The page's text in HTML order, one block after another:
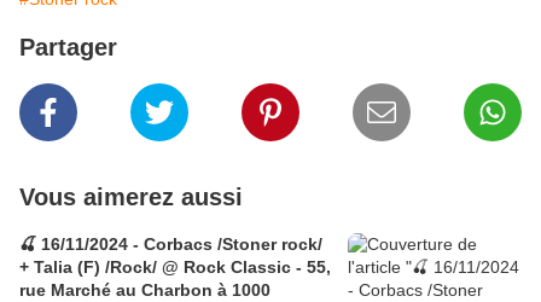
Partager
Vous aimerez aussi
🍒 16/11/2024 - Corbacs /Stoner rock/
+ Talia (F) /Rock/ @ Rock Classic - 55,
rue Marché au Charbon à 1000